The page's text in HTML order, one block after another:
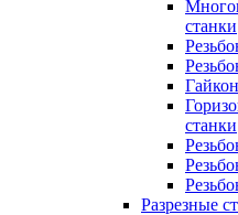
станки
станки
Разрезные